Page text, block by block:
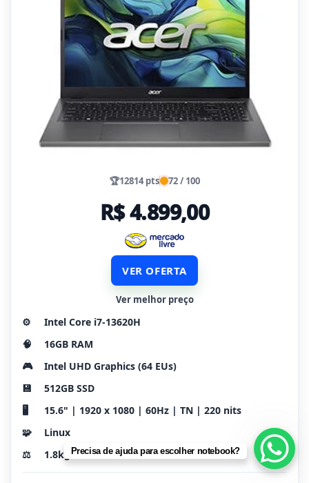
🏆12814 pts 72 / 100
R$ 4.899,00
VER OFERTA
Ver melhor preço
⚙️
Intel Core i7-13620H
🧠
16GB RAM
🎮
Intel UHD Graphics (64 EUs)
💾
512GB SSD
🖥️
15.6" | 1920 x 1080 | 60Hz | TN | 220 nits
🧩
Linux
⚖️
1.8kg Precisa de ajuda para escolher notebook?